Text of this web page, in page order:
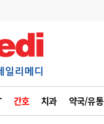
간호 치과 약국/유통
여 실시